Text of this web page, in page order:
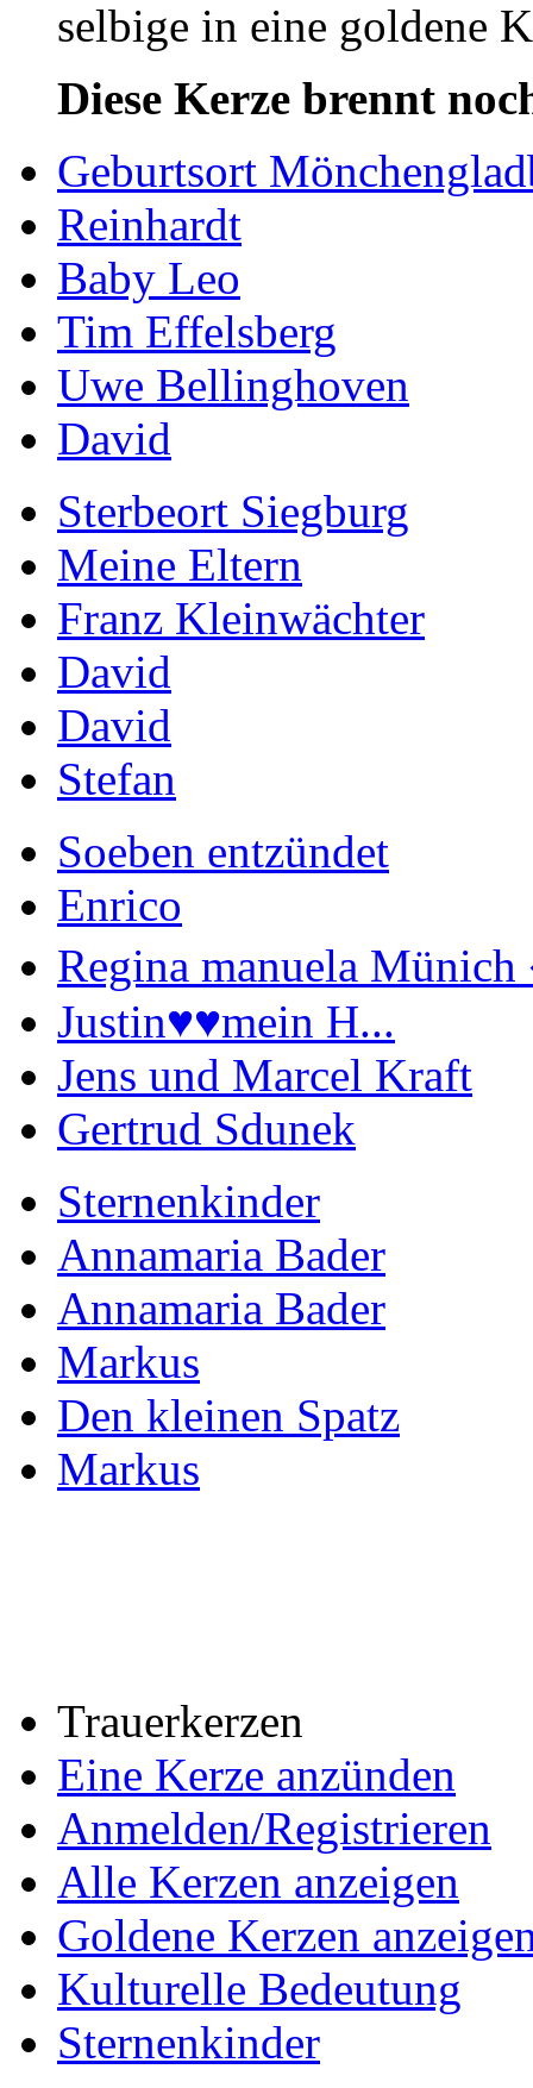
selbige in eine goldene
Diese Kerze brennt
Geburtsort
Reinhardt
Baby Leo
Tim Effelsberg
Uwe Bellinghoven
David
Sterbeort Siegburg
Meine Eltern
Franz Kleinwächter
David
David
Stefan
Soeben entzündet
Enrico
Regina manuela
Justin♥️♥️mein H...
Jens und Marcel Kraft
Gertrud Sdunek
Sternenkinder
Annamaria Bader
Annamaria Bader
Markus
Den kleinen Spatz
Markus
Trauerkerzen
Eine Kerze anzünden
Anmelden/Registrieren
Alle Kerzen anzeigen
Goldene Kerzen
Kulturelle Bedeutung
Sternenkinder